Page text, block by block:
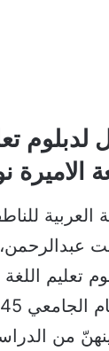
الاميرة
العربية
تعليم اللغة
من